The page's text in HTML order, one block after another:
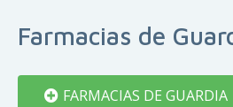
Farmacias de
FARMACIAS DE GUARDIA